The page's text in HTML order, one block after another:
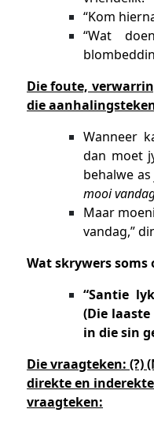
“Kom
“Wat
Die foute,
die
Wanneer
dan moet
behalwe
mooi
Maar
vandag,”
Wat skrywers soms
“Santie
(Die
in die sin
Die vraagteken: (?)
direkte en
vraagteken: